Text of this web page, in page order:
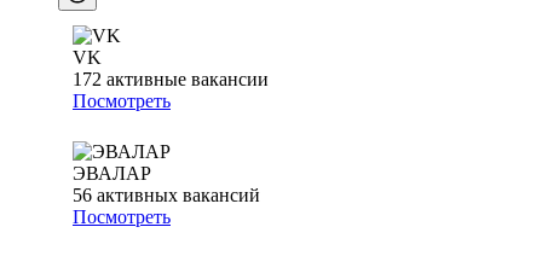
VK
172 активные вакансии
Посмотреть
ЭВАЛАР
56 активных вакансий
Посмотреть